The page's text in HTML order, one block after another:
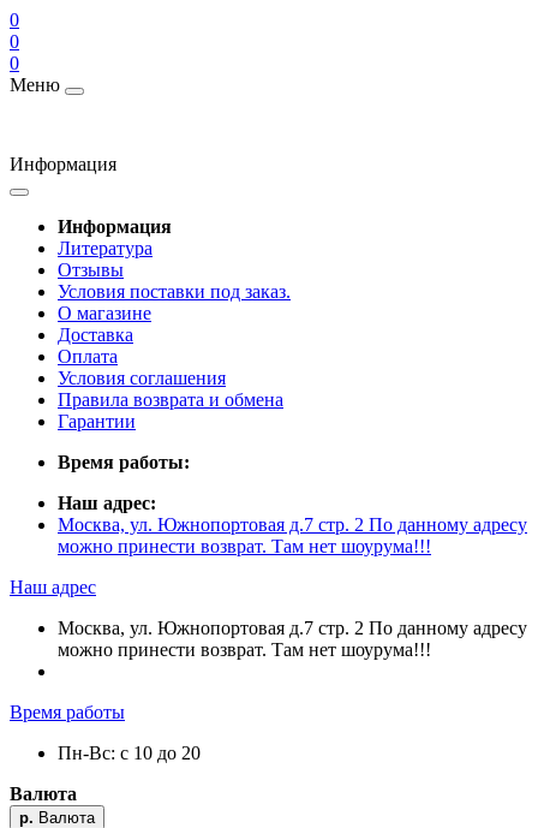
0
0
0
Меню
Информация
Информация
Литература
Отзывы
Условия поставки под заказ.
О магазине
Доставка
Оплата
Условия соглашения
Правила возврата и обмена
Гарантии
Время работы:
Наш адрес:
Москва, ул. Южнопортовая д.7 стр. 2 По данному адресу
можно принести возврат. Там нет шоурума!!!
Наш адрес
Москва, ул. Южнопортовая д.7 стр. 2 По данному адресу
можно принести возврат. Там нет шоурума!!!
Время работы
Пн-Вс: с 10 до 20
Валюта
р. Валюта